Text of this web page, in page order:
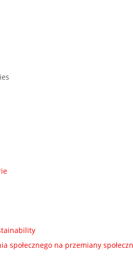
społecznego na przemiany